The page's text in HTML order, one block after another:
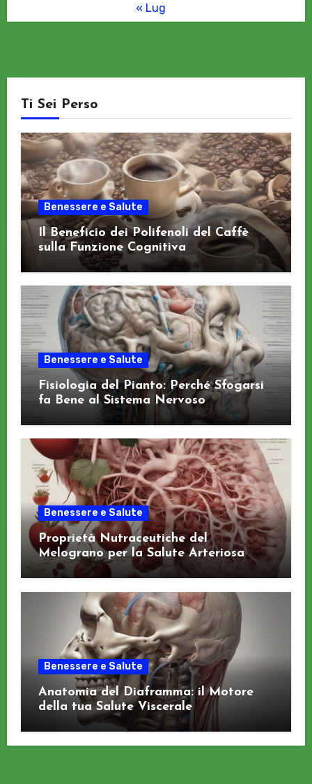
« Lug
Ti Sei Perso
Benessere e Salute
Il Beneficio dei Polifenoli del Caffè
sulla Funzione Cognitiva
Benessere e Salute
Fisiologia del Pianto: Perché Sfogarsi
fa Bene al Sistema Nervoso
Benessere e Salute
Proprietà Nutraceutiche del
Melograno per la Salute Arteriosa
Benessere e Salute
Anatomia del Diaframma: il Motore
della tua Salute Viscerale